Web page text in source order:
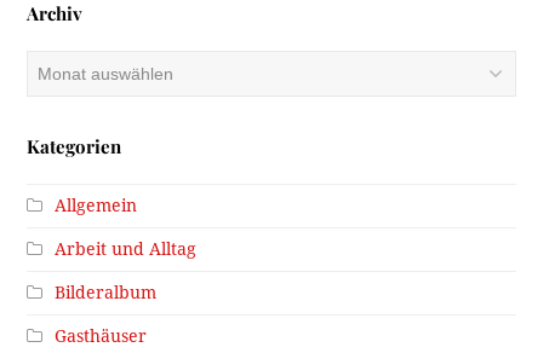
Archiv
Archiv
Kategorien
Allgemein
Arbeit und Alltag
Bilderalbum
Gasthäuser